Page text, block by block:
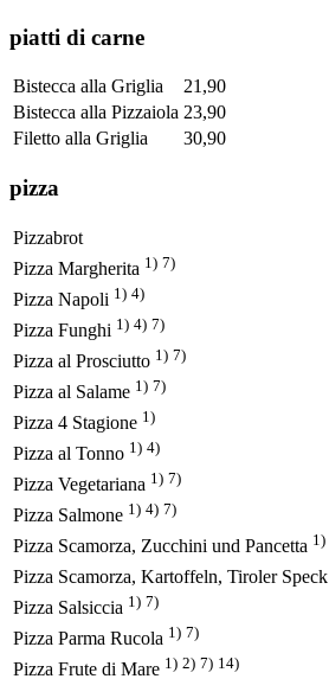
piatti di carne
Bistecca alla Griglia
21,90
Bistecca alla Pizzaiola 23,90
Filetto alla Griglia
30,90
pizza
Pizzabrot
Pizza Margherita 1) 7)
Pizza Napoli 1) 4)
Pizza Funghi 1) 4) 7)
Pizza al Prosciutto 1) 7)
Pizza al Salame 1) 7)
Pizza 4 Stagione 1)
Pizza al Tonno 1) 4)
Pizza Vegetariana 1) 7)
Pizza Salmone 1) 4) 7)
Pizza Scamorza, Zucchini und Pancetta 1)
Pizza Scamorza, Kartoffeln, Tiroler Speck
Pizza Salsiccia 1) 7)
Pizza Parma Rucola 1) 7)
Pizza Frute di Mare 1) 2) 7) 14)